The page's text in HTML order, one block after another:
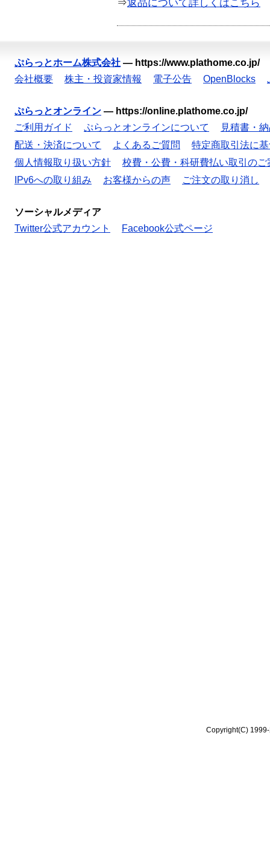
⇒返品について詳しくはこちら
ぷらっとホーム株式会社 — https://www.plathome.co.jp/
会社概要
株主・投資家情報 電子公告 OpenBlocks
ぷらっとオンライン — https://online.plathome.co.jp/
ご利用ガイド
ぷらっとオンラインについて
見積書・
配送・決済について
よくあるご質問
特定商取引法に
個人情報取り扱い方針
校費・公費・科研費払い取引のご
IPv6への取り組み
お客様からの声 ご注文の取り消し
ソーシャルメディア
Twitter公式アカウント
Facebook公式ページ
Copyright(C)